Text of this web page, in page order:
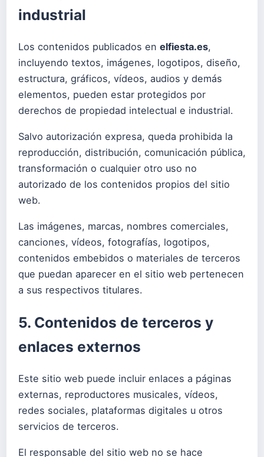
industrial
Los contenidos publicados en elfiesta.es,
incluyendo textos, imágenes, logotipos, diseño,
estructura, gráficos, vídeos, audios y demás
elementos, pueden estar protegidos por
derechos de propiedad intelectual e industrial.
Salvo autorización expresa, queda prohibida la
reproducción, distribución, comunicación pública,
transformación o cualquier otro uso no
autorizado de los contenidos propios del sitio
web.
Las imágenes, marcas, nombres comerciales,
canciones, vídeos, fotografías, logotipos,
contenidos embebidos o materiales de terceros
que puedan aparecer en el sitio web pertenecen
a sus respectivos titulares.
5. Contenidos de terceros y
enlaces externos
Este sitio web puede incluir enlaces a páginas
externas, reproductores musicales, vídeos,
redes sociales, plataformas digitales u otros
servicios de terceros.
El responsable del sitio web no se hace